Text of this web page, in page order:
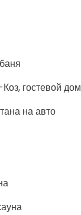
гостевой дом
на авто